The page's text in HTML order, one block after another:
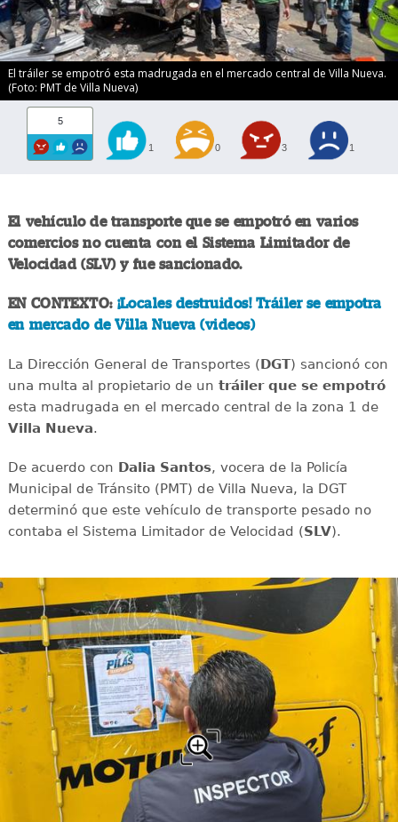
El tráiler se empotró esta madrugada en el mercado central de Villa Nueva.
(Foto: PMT de Villa Nueva)
5
1 0 3 1
El vehículo de transporte que se empotró en varios
comercios no cuenta con el Sistema Limitador de
Velocidad (SLV) y fue sancionado.
EN CONTEXTO: ¡Locales destruidos! Tráiler se empotra
en mercado de Villa Nueva (videos)
La Dirección General de Transportes (DGT) sancionó con
una multa al propietario de un tráiler que se empotró
esta madrugada en el mercado central de la zona 1 de
Villa Nueva.
De acuerdo con Dalia Santos, vocera de la Policía
Municipal de Tránsito (PMT) de Villa Nueva, la DGT
determinó que este vehículo de transporte pesado no
contaba el Sistema Limitador de Velocidad (SLV).